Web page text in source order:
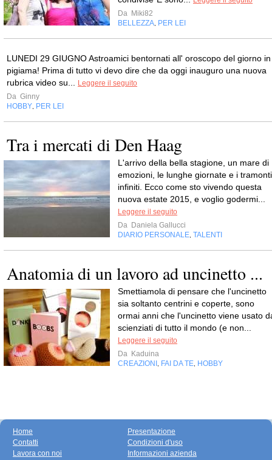
Da Miki82
BELLEZZA PER LEI
LUNEDI 29 GIUGNO Astroamici bentornati all' oroscopo del giorno in
pigiama! Prima di tutto vi devo dire che da oggi inauguro una nuova
rubrica video su...
Leggere il seguito
Da Ginny
HOBBY PER LEI
Tra i mercati di Den Haag
L'arrivo della bella stagione, un mare di
emozioni, le lunghe giornate e i tramonti
infiniti. Ecco come sto vivendo questa
nuova estate 2015, e voglio godermi...
Leggere il seguito
Da Daniela Gallucci
DIARIO PERSONALE TALENTI
Anatomia di un lavoro ad uncinetto ...
Smettiamola di pensare che l'uncinetto
sia soltanto centrini e coperte, sono
ormai anni che l'uncinetto viene usato
scienziati di tutto il mondo (e non...
Leggere il seguito
Da Kaduina
CREAZIONI
FAI DA TE HOBBY
Home
Contatti
Lavora con noi
Presentazione
Condizioni d'uso
Informazioni azienda